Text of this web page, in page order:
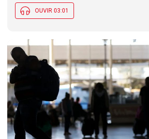
OUVIR 03:01